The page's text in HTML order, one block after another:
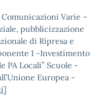
Varie –
pubblicizzazione
di Ripresa e
1 -Investimento
PA Locali” Scuole -
Europea -
]